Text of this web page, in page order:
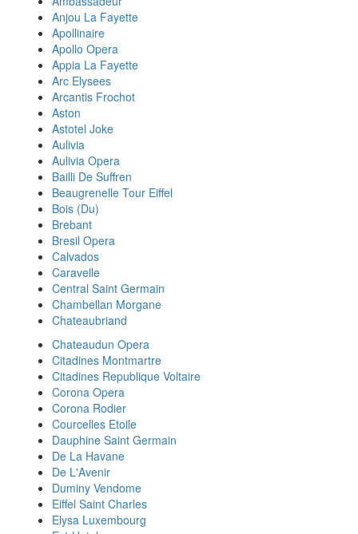
Anjou La Fayette
Apollinaire
Apollo Opera
Appia La Fayette
Arc Elysees
Arcantis Frochot
Aston
Astotel Joke
Aulivia
Aulivia Opera
Bailli De Suffren
Beaugrenelle Tour Eiffel
Bois (Du)
Brebant
Bresil Opera
Calvados
Caravelle
Central Saint Germain
Chambellan Morgane
Chateaubriand
Chateaudun Opera
Citadines Montmartre
Citadines Republique Voltaire
Corona Opera
Corona Rodier
Courcelles Etoile
Dauphine Saint Germain
De La Havane
De L'Avenir
Duminy Vendome
Eiffel Saint Charles
Elysa Luxembourg